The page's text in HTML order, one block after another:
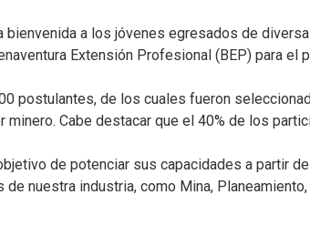
bienvenida a los jóvenes egresados de
Extensión Profesional (BEP) para el
postulantes, de los cuales fueron
minero. Cabe destacar que el 40% de los
de potenciar sus capacidades a partir
nuestra industria, como Mina,